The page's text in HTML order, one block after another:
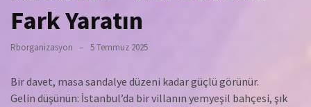
Fark Yaratın
Rborganizasyon 5 Temmuz 2025
Bir davet, masa sandalye düzeni kadar güçlü görünür.
Gelin düşünün: İstanbul’da bir villanın yemyeşil bahçesi, şık